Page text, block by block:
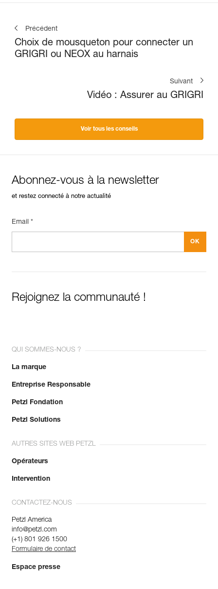
Précédent
Choix de mousqueton pour connecter un
GRIGRI ou NEOX au harnais
Suivant
Vidéo : Assurer au GRIGRI
Voir tous les conseils
Abonnez-vous à la newsletter
et restez connecté à notre actualité
Email *
Rejoignez la communauté !
QUI SOMMES-NOUS ?
La marque
Entreprise Responsable
Petzl Fondation
Petzl Solutions
AUTRES SITES WEB PETZL
Opérateurs
Intervention
CONTACTEZ-NOUS
Petzl America
info@petzl.com
(+1) 801 926 1500
Formulaire de contact
Espace presse